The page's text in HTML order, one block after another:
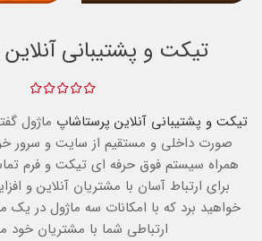
تیکت و پشتیبانی
تیکت و پشتیبانی آنلاین پرستاشاپ ماژول
صورت داخلی و مستقیم از سایت و سرور
همراه سیستم فوق حرفه ای تیکت و فرم
برای ارتباط آسان با مشتریان آنلاین و
خواهید برد که با امکانات سه ماژول در یک
ارتباطی شما با مشتریان خود